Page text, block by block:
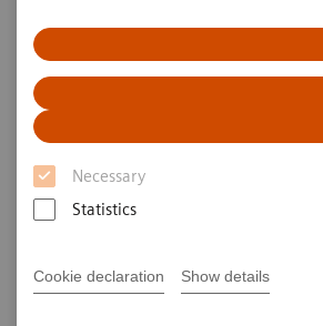
Necessary
Statistics
Cookie declaration Show details
IHE - SOMATOM Drive